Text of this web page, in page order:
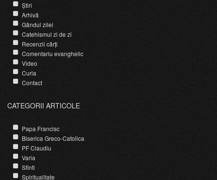
Știri
Arhivă
Gândul zilei
Catehismul zi de zi
Recenzii cărți
Comentariu evanghelic
Video
Curia
Contact
CATEGORII ARTICOLE
Papa Francisc
Biserica Greco-Catolica
PF Claudiu
Varia
Sfinti
Spiritualitate